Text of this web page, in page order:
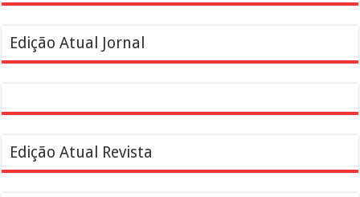
Edição Atual Jornal
Edição Atual Revista